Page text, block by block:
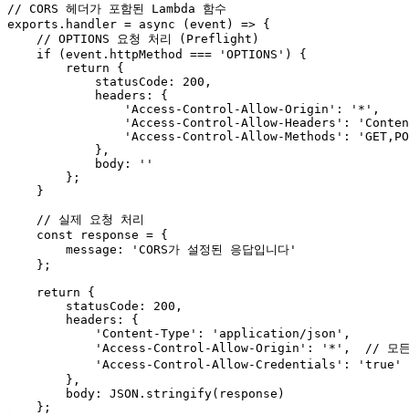
// CORS 헤더가 포함된 Lambda 함수
exports . handler = async (event) => {
// OPTIONS 요청 처리 (Preflight)
if (event. httpMethod === 'OPTIONS' ) {
return {
statusCode : 200 ,
headers : {
'Access-Control-Allow-Origin' : '*' ,
'Access-Control-Allow-Headers' :
'Access-Control-Allow-Methods' :
            },
body :
''
        };
    }
// 실제 요청 처리
const response = {
message :
'CORS가 설정된 응답입니다'
    };
return {
statusCode : 200 ,
headers : {
'Content-Type' : 'application/json' ,
'Access-Control-Allow-Origin' : '*' ,
// 모
'Access-Control-Allow-Credentials' :
'true'
        },
body : JSON . stringify(response)
    };